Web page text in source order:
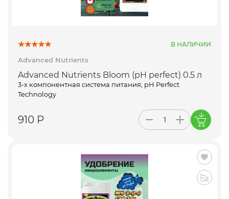
В НАЛИЧИИ
Advanced Nutrients
Advanced Nutrients Bloom (pH perfect) 0.5 л
3-х компонентная система питания, pH Perfect
Technology
910 Р